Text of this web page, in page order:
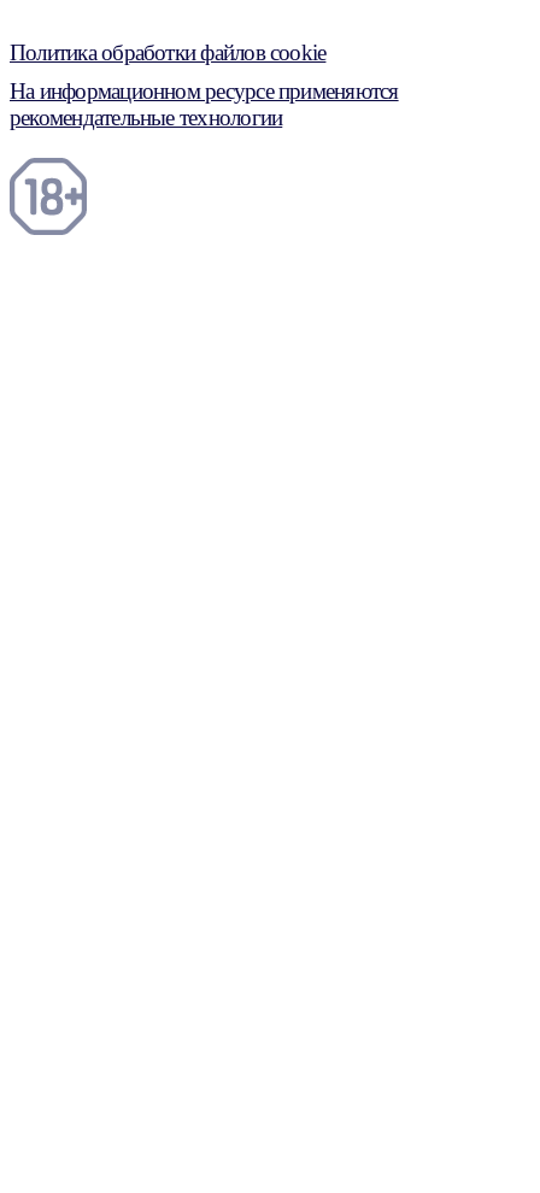
Политика обработки файлов cookie
На информационном ресурсе применяются
рекомендательные технологии